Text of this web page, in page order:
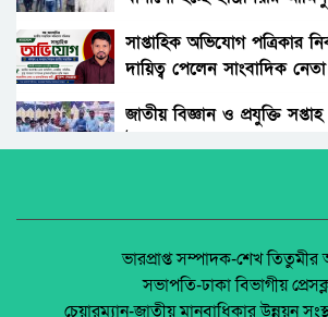
ঠাকুরগাঁওয়ে স্কুলশিক্ষার্থীর
অবরোধ
কালীগঞ্জে ড্রাম ট্রাকের চাপায়
আহত ৩
একজনের মৃত্যু।
খিলা বাজারে বাসের সাথে
সাপ্তাহিক অভিযোগ পত্রিকার
দায়িত্ব পেলেন সাংবাদিক
জাতীয় বিজ্ঞান ও প্রযুক্তি
জেলা আইন-শৃৃঙ্খলা কমিটির
ভারপ্রাপ্ত সম্পাদক-শেখ
সভাপতি-ঢাকা বিভাগীয়
চেয়ারম্যান-জাতীয় মানবাধিকার উন্নয়ন